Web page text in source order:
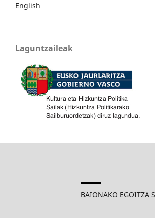
English
Laguntzaileak
BAIONAKO EGOITZA